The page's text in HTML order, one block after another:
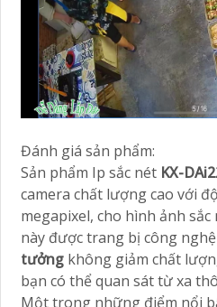
Đánh giá sản phẩm:
Sản phẩm Ip sắc nét KX-
camera chất lượng cao với
megapixel, cho hình ảnh
này được trang bị công nghệ
tưởng không giảm chất
bạn có thể quan sát từ xa
Một trong những điểm nổi